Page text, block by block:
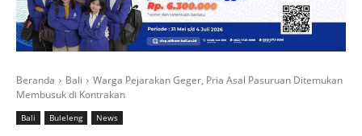
Beranda Bali
Warga Pejarakan Geger, Pria Asal Pasuruan Ditemukan
Membusuk di Kontrakan
Bali Buleleng News